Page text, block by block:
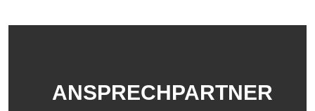
ANSPRECHPARTNER